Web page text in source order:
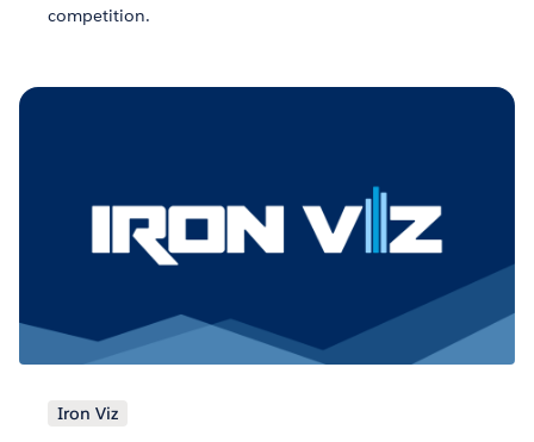
competition.
Iron Viz